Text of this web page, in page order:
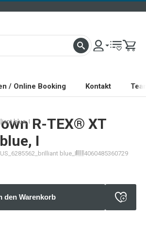
/ Online Booking Kontakt
blue, I R-TEX® XT
I
blue_I 4060485360729
den Warenkorb